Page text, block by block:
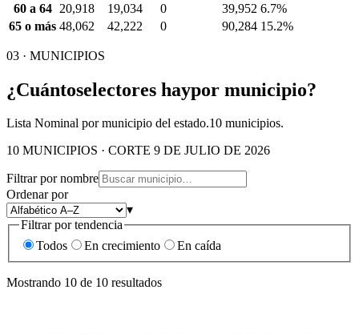
60 a 64
20,918 19,034 0 39,952 6.7%
65 o más 48,062 42,222 0 90,284 15.2%
03 · MUNICIPIOS
¿Cuántoselectores haypor municipio?
Lista Nominal por municipio del estado.10 municipios.
10 MUNICIPIOS · CORTE 9 DE JULIO DE 2026
Filtrar por nombre
Ordenar por
▾
Filtrar por tendencia
Todos
En crecimiento En caída
Mostrando 10 de 10 resultados